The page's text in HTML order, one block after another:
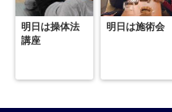
明日は操体法
講座
明日は施術会